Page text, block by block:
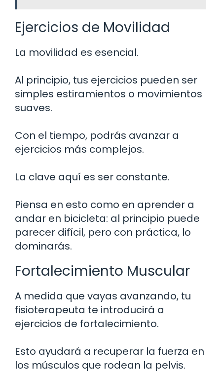
Ejercicios de Movilidad
La movilidad es esencial.
Al principio, tus ejercicios pueden ser
simples estiramientos o movimientos
suaves.
Con el tiempo, podrás avanzar a
ejercicios más complejos.
La clave aquí es ser constante.
Piensa en esto como en aprender a
andar en bicicleta: al principio puede
parecer difícil, pero con práctica, lo
dominarás.
Fortalecimiento Muscular
A medida que vayas avanzando, tu
fisioterapeuta te introducirá a
ejercicios de fortalecimiento.
Esto ayudará a recuperar la fuerza en
los músculos que rodean la pelvis.